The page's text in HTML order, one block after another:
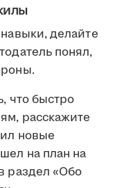
делайте
понял,
что быстро
расскажите
новые
на план на
раздел «Обо